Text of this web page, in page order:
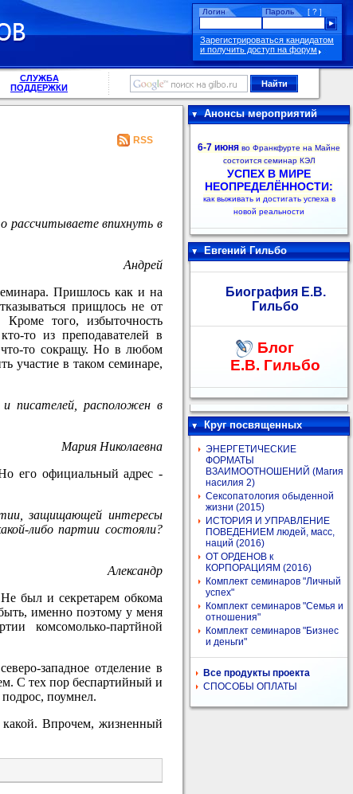
Логин [ ? ]
Пароль
Зарегистрироваться кандидатом
и получить доступ на форум
СЛУЖБА
ПОДДЕРЖКИ
RSS
рассчитываете впихнуть в
Андрей
Пришлось как и на
прищлось не от
того, избыточность
то из преподавателей в
что-то сокращу. Но в любом
участие в таком семинаре,
писателей, расположен в
Мария Николаевна
его официальный адрес -
защищающей интересы
либо партии состояли?
Александр
был и секретарем обкома
именно поэтому у меня
комсомолько-партйной
западное отделение в
С тех пор беспартийный и
поумнел.
Впрочем, жизненный
Анонсы мероприятий
6-7 июня во Франкфурте на Майне
состоится семинар КЭЛ
УСПЕХ В МИРЕ
НЕОПРЕДЕЛЁННОСТИ:
как выживать и достигать успеха в
новой реальности
Евгений Гильбо
Биография Е.В.
Гильбо
Блог
Е.В. Гильбо
Круг посвященных
ЭНЕРГЕТИЧЕСКИЕ
ФОРМАТЫ
ВЗАИМООТНОШЕНИЙ (Магия
насилия 2)
Сексопатология обыденной
жизни (2015)
ИСТОРИЯ И УПРАВЛЕНИЕ
ПОВЕДЕНИЕМ людей, масс,
наций (2016)
ОТ ОРДЕНОВ к
КОРПОРАЦИЯМ (2016)
Комплект семинаров "Личный
успех"
Комплект семинаров "Семья и
отношения"
Комплект семинаров "Бизнес
и деньги"
Все продукты проекта
СПОСОБЫ ОПЛАТЫ